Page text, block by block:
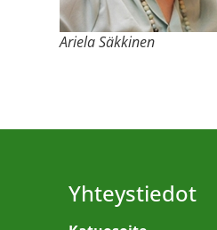
Ariela Säkkinen
Yhteystiedot